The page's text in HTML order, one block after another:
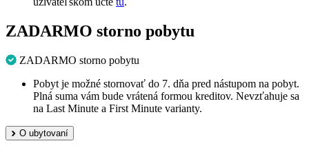
ZADARMO storno pobytu
ZADARMO storno pobytu
Pobyt je možné stornovať do 7. dňa pred nástupom na pobyt.
Plná suma vám bude vrátená formou kreditov. Nevzťahuje sa
na Last Minute a First Minute varianty.
O ubytovaní